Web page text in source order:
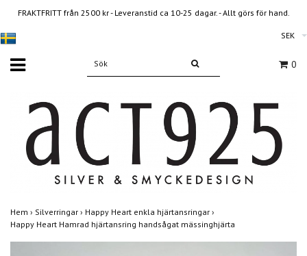
FRAKTFRITT från 2500 kr - Leveranstid ca 10-25 dagar. - Allt görs för hand.
SEK
0
Hem › Silverringar › Happy Heart enkla hjärtansringar ›
Happy Heart Hamrad hjärtansring handsågat mässinghjärta